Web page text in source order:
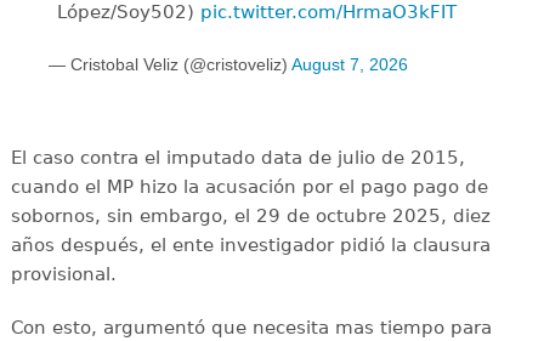
López/Soy502) pic.twitter.com/HrmaO3kFIT
— Cristobal Veliz (@cristoveliz) August 7, 2026
El caso contra el imputado data de julio de 2015,
cuando el MP hizo la acusación por el pago pago de
sobornos, sin embargo, el 29 de octubre 2025, diez
años después, el ente investigador pidió la clausura
provisional.
Con esto, argumentó que necesita mas tiempo para